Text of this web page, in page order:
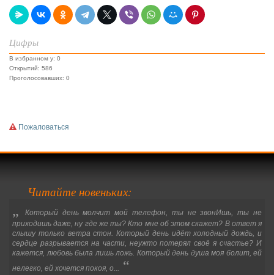
Цифры
В избранном у: 0
Открытий: 586
Проголосовавших: 0
Пожаловаться
Читайте новеньких:
„
Который день молчит мой телефон, ты не звонИшь, ты не
приходишь даже, ну где же ты? Кто мне об этом скажет? В ответ я
слышу только ветра стон. Который день идёт холодный дождь, и
сердце разрывается на части, неужто потерял своё я счастье? И
кажется, любовь была лишь ложь. Который день душа моя болит, ей
нелегко, ей хочется покоя, о... “